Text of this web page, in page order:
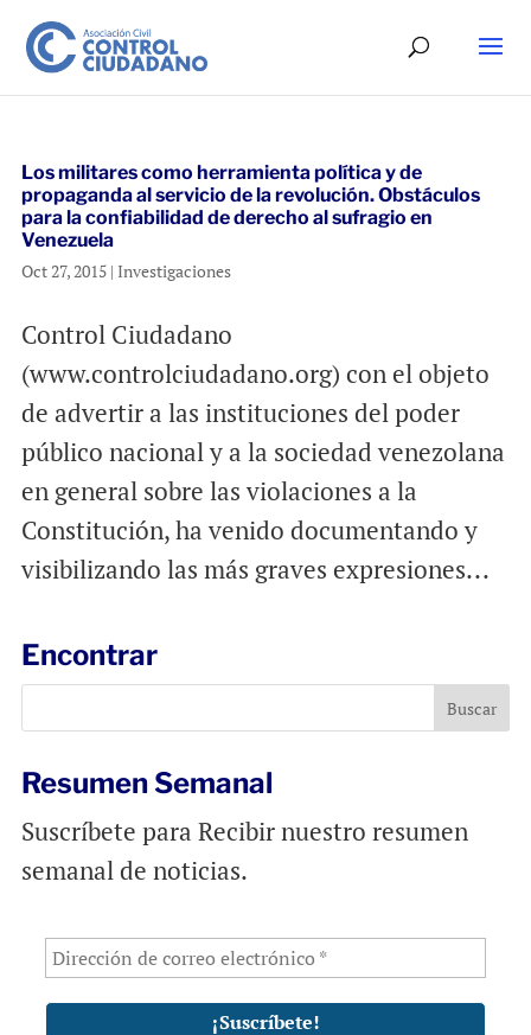
Los militares como herramienta política y de
propaganda al servicio de la revolución. Obstáculos
para la confiabilidad de derecho al sufragio en
Venezuela
Oct 27, 2015| Investigaciones
Control Ciudadano
(www.controlciudadano.org) con el objeto
de advertir a las instituciones del poder
público nacional y a la sociedad venezolana
en general sobre las violaciones a la
Constitución, ha venido documentando y
visibilizando las más graves expresiones...
Encontrar
Resumen Semanal
Suscríbete para Recibir nuestro resumen
semanal de noticias.